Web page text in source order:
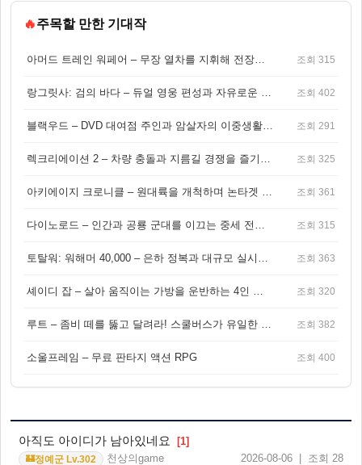
🔥주목할 만한 기대작
아머드 트레인 워페어 – 무장 열차를 지휘해 전장을 돌파하는 생존 전투 게임 조회 315
랑그릿사: 검의 바다 – 듀얼 영웅 편성과 자유로운 탐험을 결합한 판타지 전략 RPG 조회 402
블랙우드 – DVD 대여점 주인과 암살자의 이중생활을 그린 3인칭 액션 스릴러 게임 조회 291
렉크리에이션 2 – 차량 충돌과 지름길 경쟁을 즐기는 오픈월드 아케이드 레이싱 게임 조회 325
아키에이지 크로니클 – 원대륙을 개척하며 논타겟 전투를 즐기는 오픈월드 MMORPG 조회 361
다이노로드 – 인간과 공룡 군대를 이끄는 중세 전략 액션 RPG 조회 315
토탈워: 워해머 40,000 – 은하 정복과 대규모 실시간 전투가 결합된 전략 게임! 조회 363
셰이디 잡 – 살아 움직이는 가방을 운반하는 4인 협동 물리 어드벤처 게임 조회 320
루트 – 좀비 떼를 뚫고 달려라! 스쿨버스가 유일한 집이 되는 4인 협동 생존 게임 조회 382
소울프레임 – 무료 판타지 액션 RPG 조회 400
아직도 아이디가 남아있네요 [1]
🏰정예군 Lv.302 천상의game 2026-08-06 | 조회 28